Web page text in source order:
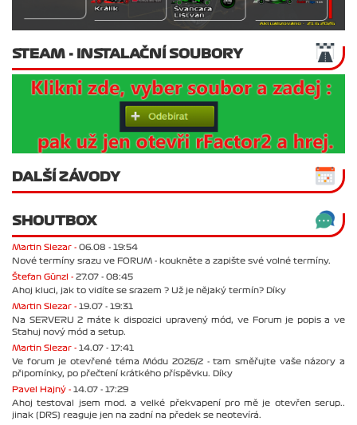
STEAM - INSTALAČNÍ SOUBORY
DALŠÍ ZÁVODY
SHOUTBOX
Martin Slezar - 06.08 - 19:54
Nové termíny srazu ve FORUM - koukněte a zapište své volné termíny.
Štefan Günzl - 27.07 - 08:45
Ahoj kluci, jak to vidíte se srazem ? Už je nějaký termín? Díky
Martin Slezar - 19.07 - 19:31
Na SERVERU 2 máte k dispozici upravený mód, ve Forum je popis a ve
Stahuj nový mód a setup.
Martin Slezar - 14.07 - 17:41
Ve forum je otevřené téma Módu 2026/2 - tam směřujte vaše názory a
připomínky, po přečtení krátkého příspěvku. Díky
Pavel Hajný - 14.07 - 17:29
Ahoj testoval jsem mod. a velké překvapení pro mě je otevřen serup..
jinak (DRS) reaguje jen na zadní na předek se neotevírá.